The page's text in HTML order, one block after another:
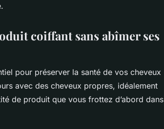
coiffant sans abîmer ses
pour préserver la santé de vos cheveux
avec des cheveux propres, idéalement
de produit que vous frottez d’abord dans